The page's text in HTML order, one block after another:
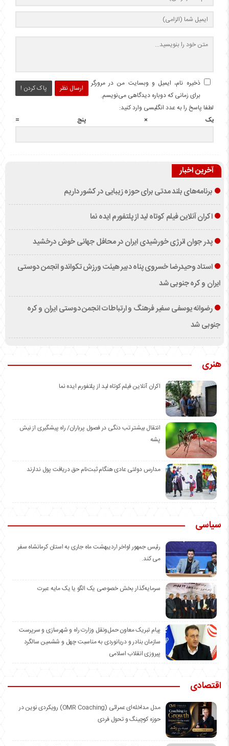
ارسال نظر پاک کردن !
ذخیره نام، ایمیل و وبسایت من در مرورگر
برای زمانی که دوباره دیدگاهی می‌نویسم.
لطفا پاسخ را به عدد انگلیسی وارد کنید:
یک × پنج =
آخرین اخبار
برنامه‌های بلند مدتی برای حوزه زیبایی در کشور داریم
اکران آنلاین فیلم کوتاه لید از پلتفورم ایده نما
پدر جوان انرژی خورشیدی ایران در محافل جهانی خوش درخشید
استاد وحیدرضا خسروی پناه دبیر هیئت ورزش تکواندو انجمن دوستی
ایران و کره جنوبی شد
رضوانه یوسفی سفیر فرهنگ و ارتباطات انجمن دوستی ایران و کره
جنوبی شد
هنری
اکران آنلاین فیلم کوتاه لید از پلتفورم ایده نما
انتقال بیشتر تب دنگی در فصول پرباران/ راه پیشگیری از نیش
پشه
مدارس دولتی عادی هنگام ثبت‌نام حق دریافت پول ندارند
سیاسی
رئیس جمهور اواخر اردیبهشت ماه جاری به استان کرمانشاه سفر
می کند.
سرمایه‌گذار بخش خصوصی یک الگو یا یک مایه عبرت
️پیام تبریک معاون حمل‌ونقل وزارت راه و شهرسازی و سرپرست
سازمان بنادر و دریانوردی به مناسبت چهل و ششمین سالگرد
پیروزی انقلاب اسلامی
اقتصادی
مدل مداخله‌ای عمرائی (OMR Coaching) رویکردی نوین در
حوزه کوچینگ و تحول فردی